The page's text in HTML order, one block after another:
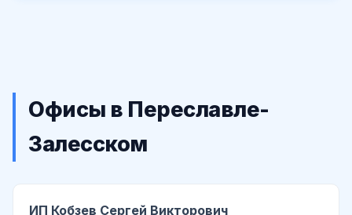
Офисы в Переславле-
Залесском
ИП Кобзев Сергей Викторович